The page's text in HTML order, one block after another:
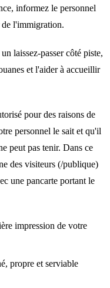
informez le personnel
de l'immigration.
laissez-passer côté piste,
et l'aider à accueillir
pour des raisons de
personnel le sait et qu'il
peut pas tenir. Dans ce
des visiteurs (/publique)
une pancarte portant le
impression de votre
propre et serviable